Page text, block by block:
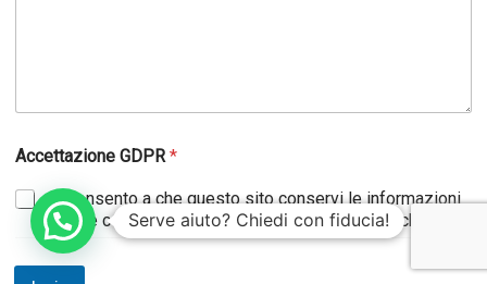
Accettazione GDPR*
Acconsento a che questo sito conservi le informazioni
inviate così che possano rispondere alla mia richiesta.
Serve aiuto? Chiedi con fiducia!